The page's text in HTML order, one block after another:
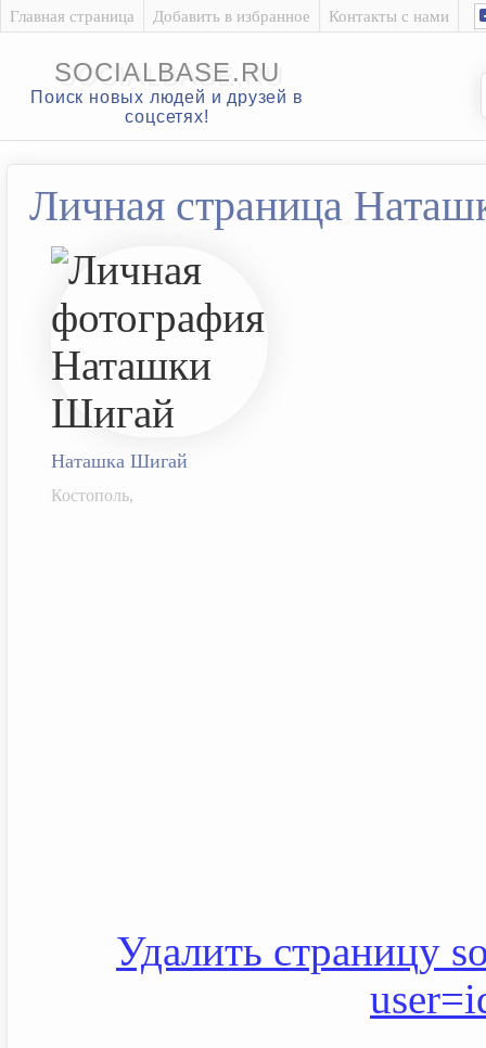
Главная страница Добавить в избранное Контакты с нами
SOCIALBASE.RU
Поиск новых людей и друзей в
соцсетях!
Личная страница
Наташка Шигай
Костополь,
Удалить страницу